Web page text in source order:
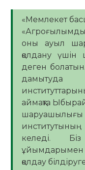
«Мемлекет
оны ауыл
қолдану үшін
деген
аймақта
институтының
келеді.
ұйымдарымен
қолдау